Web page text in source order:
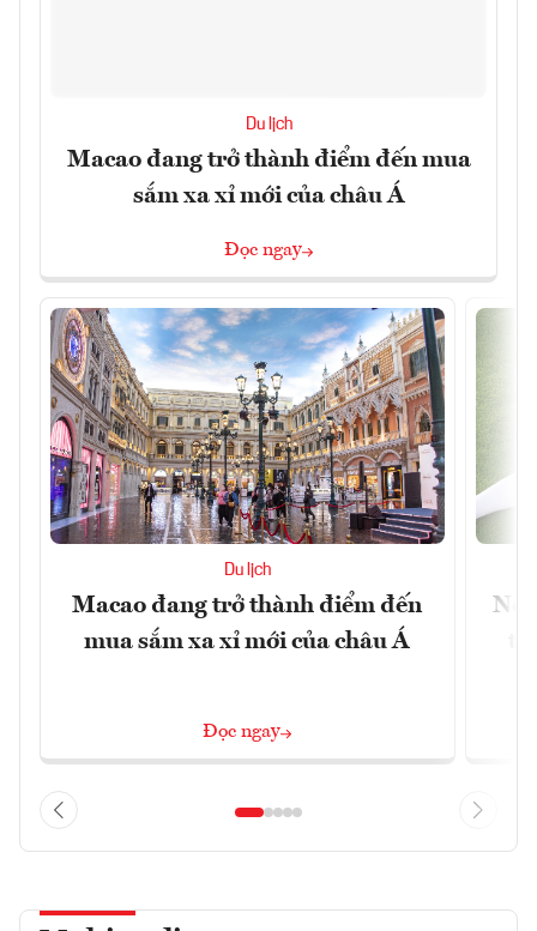
Du lịch
Macao đang trở thành điểm đến mua
sắm xa xỉ mới của châu Á
Đọc ngay
Du lịch
Macao đang trở thành điểm đến
mua sắm xa xỉ mới của châu Á
Đọc ngay